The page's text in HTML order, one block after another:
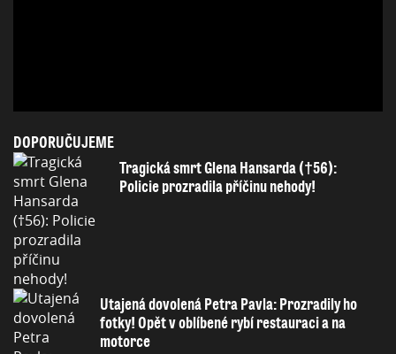
DOPORUČUJEME
Tragická smrt Glena Hansarda (†56):
Policie prozradila příčinu nehody!
Utajená dovolená Petra Pavla: Prozradily ho
fotky! Opět v oblíbené rybí restauraci a na
motorce